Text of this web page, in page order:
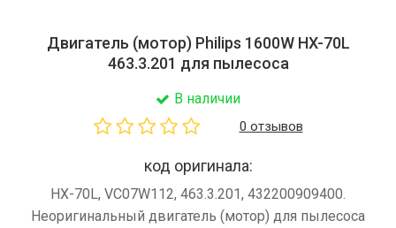
Двигатель (мотор) Philips 1600W HX-70L
463.3.201 для пылесоса
В наличии
0 отзывов
код оригинала:
HX-70L, VC07W112, 463.3.201, 432200909400.
Неоригинальный двигатель (мотор) для пылесоса